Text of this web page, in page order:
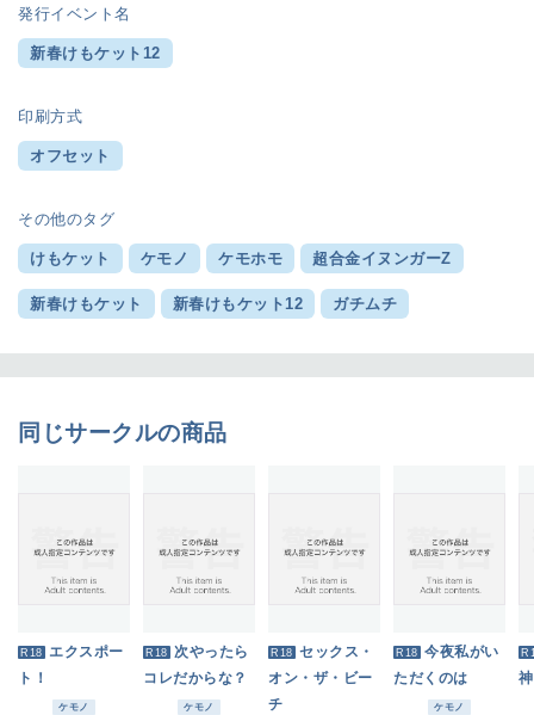
発行イベント名
新春けもケット12
印刷方式
オフセット
その他のタグ
けもケット ケモノ ケモホモ 超合金イヌンガーZ
新春けもケット 新春けもケット12 ガチムチ
同じサークルの商品
R18 エクスポー
ト！
ケモノ
R18 次やったら
コレだからな？
ケモノ
R18 セックス・
オン・ザ・ビー
チ
R18 今夜私がい
ただくのは
ケモノ
神